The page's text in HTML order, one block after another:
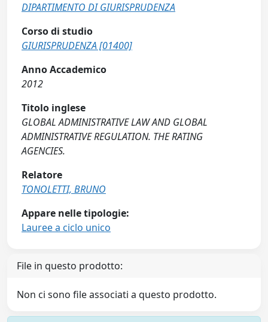
DIPARTIMENTO DI GIURISPRUDENZA
Corso di studio
GIURISPRUDENZA [01400]
Anno Accademico
2012
Titolo inglese
GLOBAL ADMINISTRATIVE LAW AND GLOBAL
ADMINISTRATIVE REGULATION. THE RATING
AGENCIES.
Relatore
TONOLETTI, BRUNO
Appare nelle tipologie:
Lauree a ciclo unico
File in questo prodotto:
Non ci sono file associati a questo prodotto.